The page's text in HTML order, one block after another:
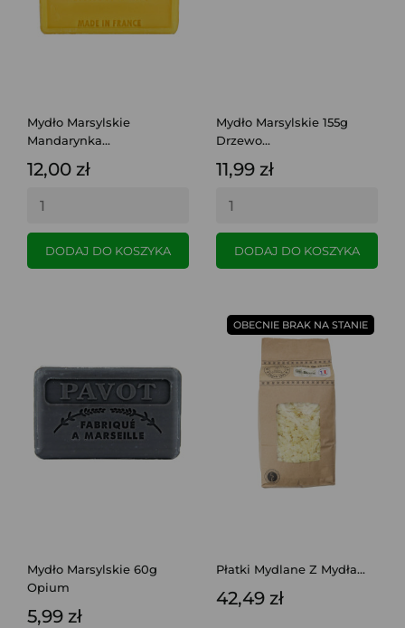
Mydło Marsylskie
Mandarynka...
12,00 zł
DODAJ DO KOSZYKA
Mydło Marsylskie 155g
Drzewo...
11,99 zł
DODAJ DO KOSZYKA
Mydło Marsylskie 60g
Opium
5,99 zł
Płatki Mydlane Z Mydła...
42,49 zł
OBECNIE BRAK NA STANIE